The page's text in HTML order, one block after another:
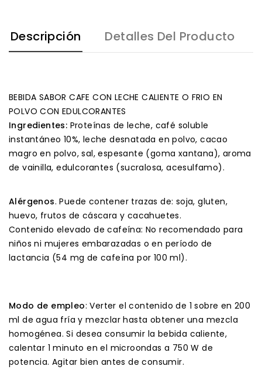
Descripción Detalles Del Producto
BEBIDA SABOR CAFE CON LECHE CALIENTE O FRIO EN
POLVO CON EDULCORANTES
Ingredientes: Proteínas de leche, café soluble
instantáneo 10%, leche desnatada en polvo, cacao
magro en polvo, sal, espesante (goma xantana), aroma
de vainilla, edulcorantes (sucralosa, acesulfamo).
Alérgenos. Puede contener trazas de: soja, gluten,
huevo, frutos de cáscara y cacahuetes.
Contenido elevado de cafeína: No recomendado para
niños ni mujeres embarazadas o en período de
lactancia (54 mg de cafeína por 100 ml).
Modo de empleo: Verter el contenido de 1 sobre en 200
ml de agua fría y mezclar hasta obtener una mezcla
homogénea. Si desea consumir la bebida caliente,
calentar 1 minuto en el microondas a 750 W de
potencia. Agitar bien antes de consumir.